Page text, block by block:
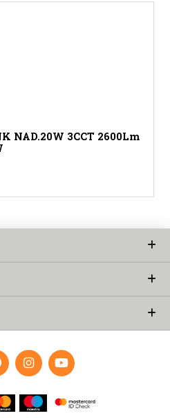
NAD.20W 3CCT 2600Lm